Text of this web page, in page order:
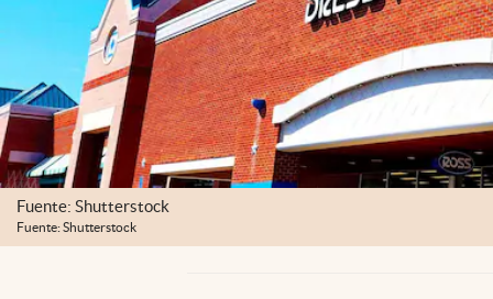
Fuente: Shutterstock
Fuente: Shutterstock